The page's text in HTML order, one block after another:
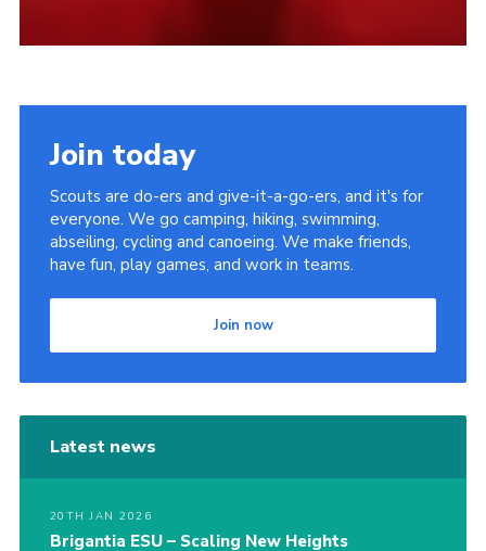
Join today
Scouts are do-ers and give-it-a-go-ers, and it's for
everyone. We go camping, hiking, swimming,
abseiling, cycling and canoeing. We make friends,
have fun, play games, and work in teams.
Join now
Latest news
20TH JAN 2026
Brigantia ESU – Scaling New Heights